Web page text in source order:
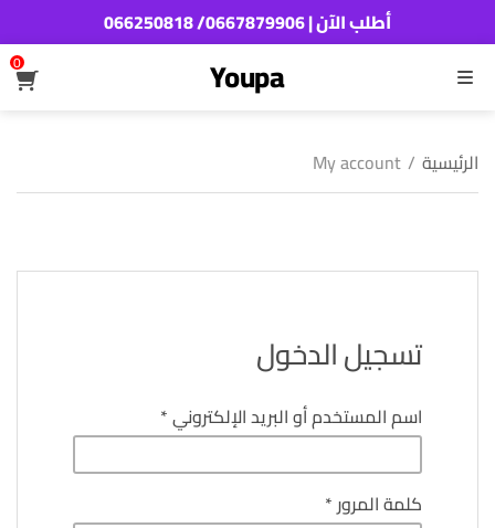
أطلب الآن | 0667879906/ 066250818
القائمة Youpa
0
الرئيسية /
My account
تسجيل الدخول
اسم المستخدم أو البريد الإلكتروني*
كلمة المرور*